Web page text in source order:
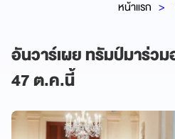
หน้าแรก
อันวาร์เผย ทรัมป์มาร่ว
47 ต.ค.นี้